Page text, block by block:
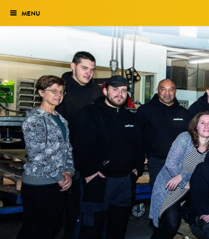
Het traject
Historie
Genomineerden 2027
Uitslag 2026
MENU